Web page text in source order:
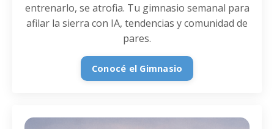
entrenarlo, se atrofia. Tu gimnasio semanal para
afilar la sierra con IA, tendencias y comunidad de
pares.
Conocé el Gimnasio